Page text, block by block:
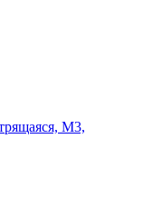
М3,